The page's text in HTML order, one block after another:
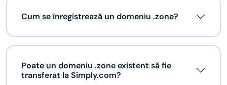
Cum se înregistrează un domeniu .zone?
Poate un domeniu .zone existent să fie
transferat la Simply.com?